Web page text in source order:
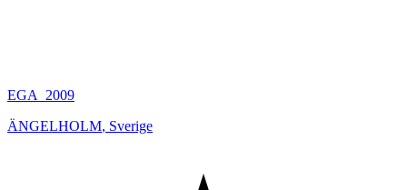
EGA_2009
ÄNGELHOLM, Sverige